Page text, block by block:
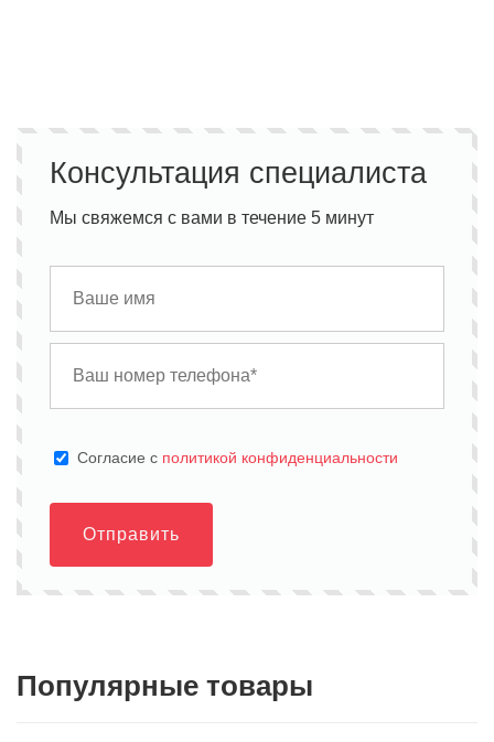
Консультация специалиста
Мы свяжемся с вами в течение 5 минут
Cогласие с политикой конфиденциальности
Отправить
Популярные товары